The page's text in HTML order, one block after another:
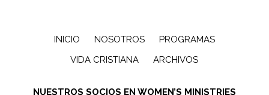
INICIO NOSOTROS
PROGRAMAS
VIDA CRISTIANA
ARCHIVOS
NUESTROS SOCIOS EN WOMEN’S MINISTRIES